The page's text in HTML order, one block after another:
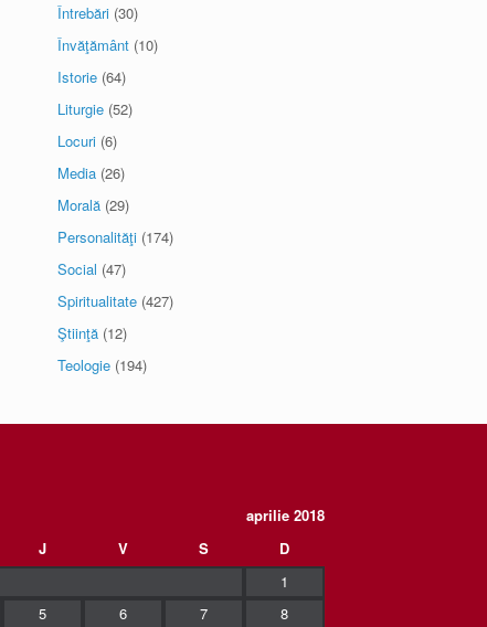
Întrebări (30)
Învăţământ (10)
Istorie (64)
Liturgie (52)
Locuri (6)
Media (26)
Morală (29)
Personalităţi (174)
Social (47)
Spiritualitate (427)
Ştiinţă (12)
Teologie (194)
aprilie 2018
J V S
D
1
5 6 7 8